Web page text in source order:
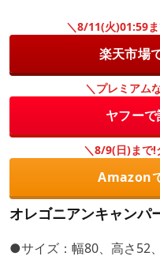
＼8/11(火)01:59
楽天市場
＼プレミアム
ヤフー
＼8/9(日)まで!
Amazon
オレゴニアンキャンパ
●サイズ：幅80、高さ52